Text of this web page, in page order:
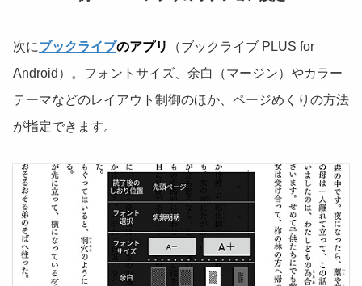
次にブックライブのアプリ
（ブックライブ PLUS for
Android）。フォントサイズ、余白（マージン）やカラー
テーマなどのレイアウト制御のほか、ページめくりの方法
が指定できます。